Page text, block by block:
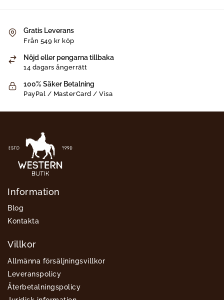
Gratis Leverans
Från 549 kr köp
Nöjd eller pengarna tillbaka
14 dagars ångerrätt
100% Säker Betalning
PayPal / MasterCard / Visa
Information
Blog
Kontakta
Villkor
Allmänna försäljningsvillkor
Leveranspolicy
Återbetalningspolicy